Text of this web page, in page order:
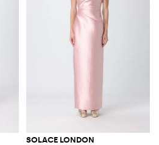
SOLACE LONDON